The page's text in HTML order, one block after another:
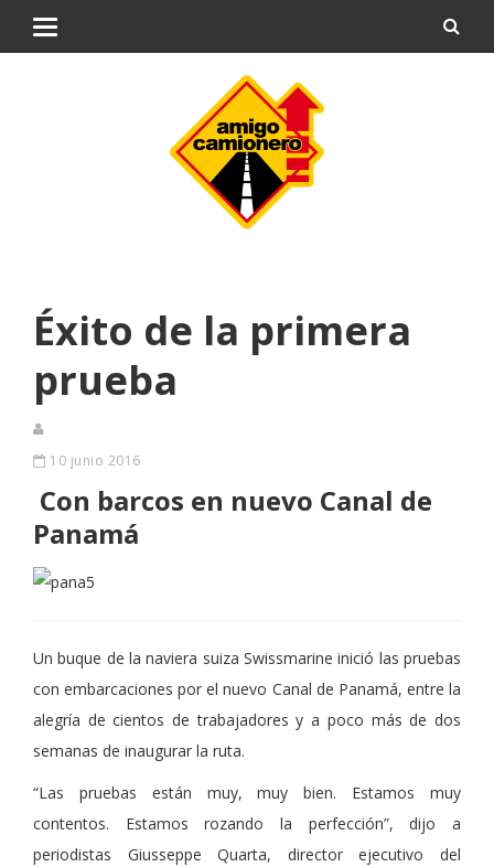
Éxito de la primera
prueba
10 junio 2016
Con barcos en nuevo Canal de
Panamá
Un buque de la naviera suiza Swissmarine inició las pruebas
con embarcaciones por el nuevo Canal de Panamá, entre la
alegría de cientos de trabajadores y a poco más de dos
semanas de inaugurar la ruta.
“Las pruebas están muy, muy bien. Estamos muy
contentos. Estamos rozando la perfección”, dijo a
periodistas Giusseppe Quarta, director ejecutivo del